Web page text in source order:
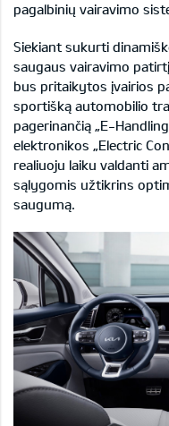
pagalbinių vairavimo
Siekiant sukurti
saugaus vairavimo
bus pritaikytos įvairios
sportišką automobilio
pagerinančią „E-
elektronikos „Electric
realiuoju laiku valdanti
sąlygomis užtikrins
saugumą.